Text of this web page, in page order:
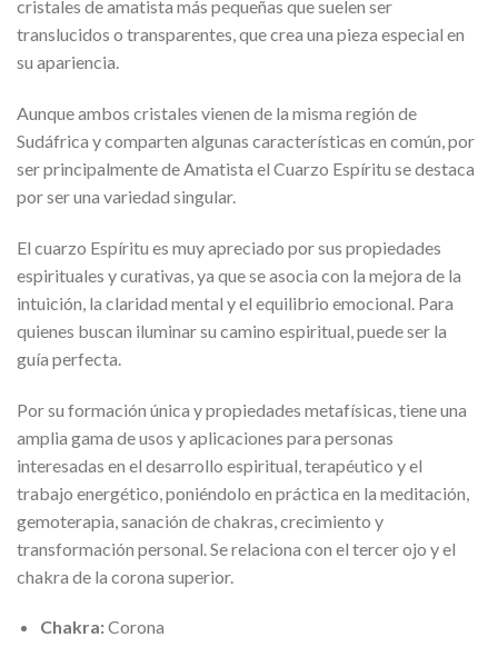
cristales de amatista más pequeñas que suelen ser
translucidos o transparentes, que crea una pieza especial en
su apariencia.
Aunque ambos cristales vienen de la misma región de
Sudáfrica y comparten algunas características en común, por
ser principalmente de Amatista el Cuarzo Espíritu se destaca
por ser una variedad singular.
El cuarzo Espíritu es muy apreciado por sus propiedades
espirituales y curativas, ya que se asocia con la mejora de la
intuición, la claridad mental y el equilibrio emocional. Para
quienes buscan iluminar su camino espiritual, puede ser la
guía perfecta.
Por su formación única y propiedades metafísicas, tiene una
amplia gama de usos y aplicaciones para personas
interesadas en el desarrollo espiritual, terapéutico y el
trabajo energético, poniéndolo en práctica en la meditación,
gemoterapia, sanación de chakras, crecimiento y
transformación personal. Se relaciona con el tercer ojo y el
chakra de la corona superior.
Chakra:Corona